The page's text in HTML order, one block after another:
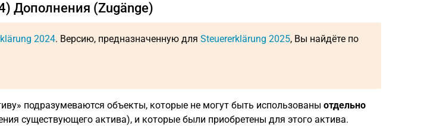
Дополнения (Zugänge)
2024. Версию, предназначенную для Steuererklärung 2025, Вы найдёте по
подразумеваются объекты, которые не могут быть использованы отдельно
существующего актива), и которые были приобретены для этого актива.